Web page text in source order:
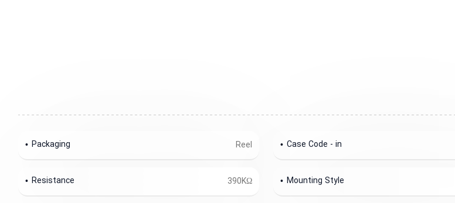
Case Code - in
Reel
Packaging
Mounting Style
390KΩ
Resistance